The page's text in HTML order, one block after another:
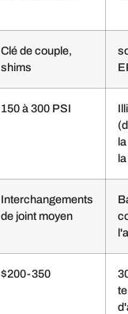
Clé de couple,
shims
150 à 300 PSI
Interchangements
de joint moyen
$200-350